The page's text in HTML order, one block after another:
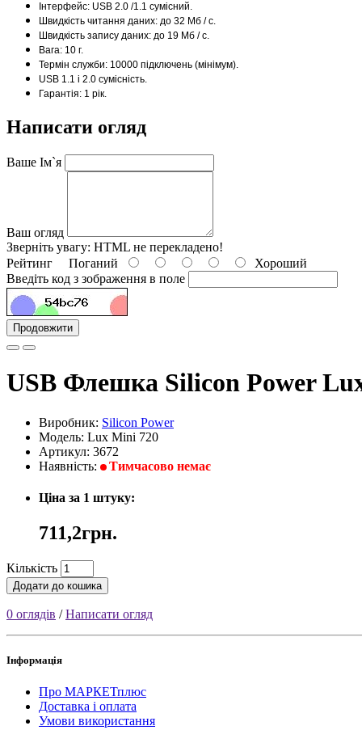
Інтерфейс: USB 2.0 /1.1 сумісний.
Швидкість читання даних: до 32 Мб / с.
Швидкість запису даних: до 19 Мб / с.
Вага: 10 г.
Термін служби: 10000 підключень (мінімум).
USB 1.1 і 2.0 сумісність.
Гарантія: 1 рік.
Написати огляд
Ваше Ім`я
Ваш огляд
Зверніть увагу: HTML не перекладено!
Рейтинг Поганий
Хороший
Введіть код з зображення в поле
Продовжити
USB Флешка Silicon Power
Виробник: Silicon Power
Модель: Lux Mini 720
Артикул: 3672
Наявність:
Тимчасово немає
Ціна за 1 штуку:
711,2грн.
Кількість
Додати до кошика
0 оглядів /Написати огляд
Інформація
Про МАРКЕТплюс
Доставка і оплата
Умови використання